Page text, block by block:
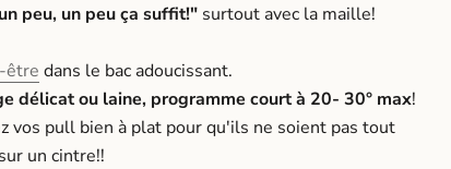
peu, un peu ça suffit!" surtout avec la maille!
être dans le bac adoucissant.
délicat ou laine, programme courtà 20- 30° max!
vos pull bien à plat pour qu'ils ne soient pas tout
un cintre!!